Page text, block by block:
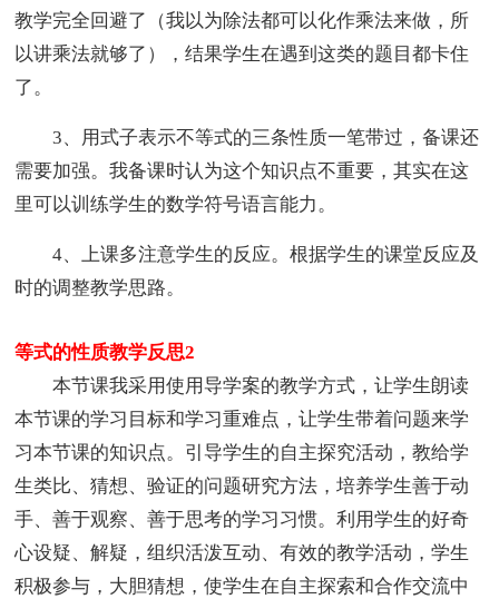
教学完全回避了（我以为除法都可以化作乘法来做，所
以讲乘法就够了），结果学生在遇到这类的题目都卡住
了。
3、用式子表示不等式的三条性质一笔带过，备课还
需要加强。我备课时认为这个知识点不重要，其实在这
里可以训练学生的数学符号语言能力。
4、上课多注意学生的反应。根据学生的课堂反应及
时的调整教学思路。
等式的性质教学反思2
本节课我采用使用导学案的教学方式，让学生朗读
本节课的学习目标和学习重难点，让学生带着问题来学
习本节课的知识点。引导学生的自主探究活动，教给学
生类比、猜想、验证的问题研究方法，培养学生善于动
手、善于观察、善于思考的学习习惯。利用学生的好奇
心设疑、解疑，组织活泼互动、有效的教学活动，学生
积极参与，大胆猜想，使学生在自主探索和合作交流中